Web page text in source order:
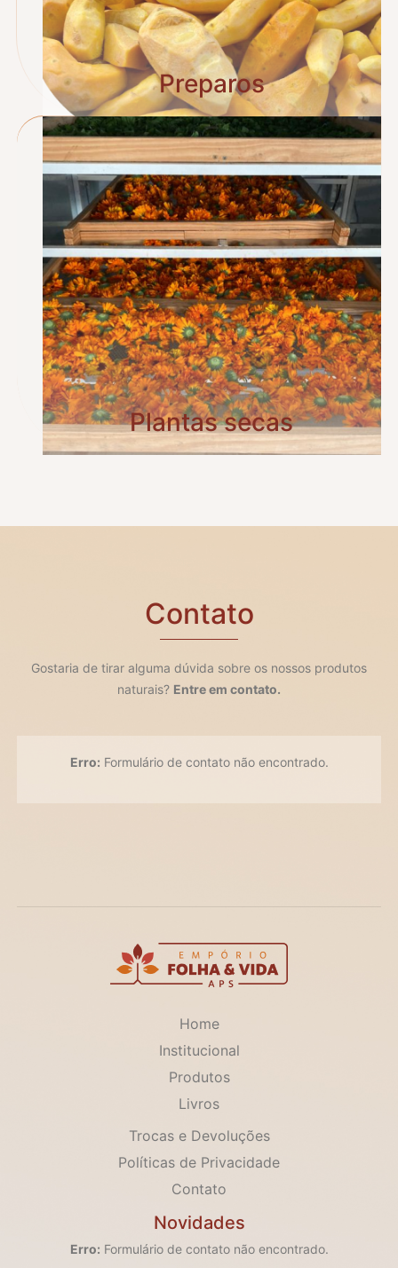
Preparos
Plantas secas
Contato
Gostaria de tirar alguma dúvida sobre os nossos produtos
naturais? Entre em contato.
Erro: Formulário de contato não encontrado.
Home
Institucional
Produtos
Livros
Trocas e Devoluções
Políticas de Privacidade
Contato
Novidades
Erro: Formulário de contato não encontrado.